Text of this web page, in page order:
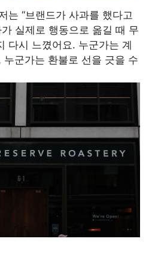
는 “브랜드가 사과를 했다고
실제로 행동으로 옮길 때 무
다시 느꼈어요. 누군가는 계
군가는 환불로 선을 긋을 수